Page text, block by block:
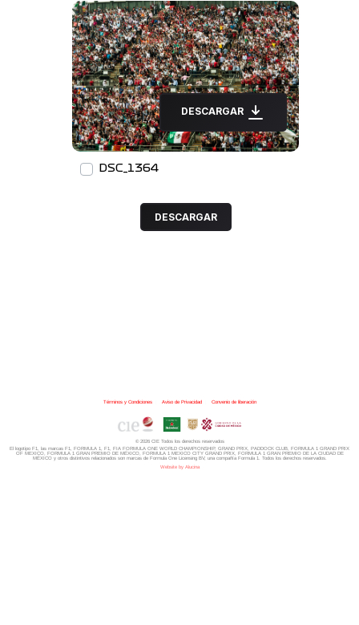
DESCARGAR
DSC_1364
DESCARGAR
Términos y Condiciones| Aviso de Privacidad| Convenio de liberación
© 2026 CIE Todos los derechos reservados
El logotipo F1, las marcas F1, FORMULA 1, F1, FIA FORMULA ONE WORLD CHAMPIONSHIP, GRAND PRIX, PADDOCK CLUB,
FORMULA 1 GRAND PRIX
OF MEXICO, FORMULA 1 GRAN PREMIO DE MÉXICO, FORMULA 1 MEXICO CITY GRAND PRIX, FORMULA 1 GRAN PREMIO DE LA CIUDAD DE
MÉXICO y otros distintivosrelacionados son marcas de Formula One Licensing BV, una compañía Formula 1. Todos los derechos reservados.
Website by Alucina